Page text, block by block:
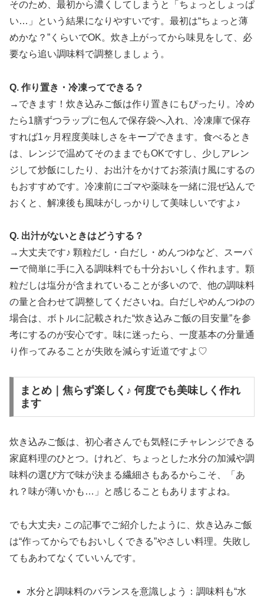
そのため、最初から濃くしてしまうと「ちょっとしょっぱ
い…」という結果になりやすいです。最初は“ちょっと薄
めかな？”くらいでOK。炊き上がってから味見をして、必
要なら追い調味料で調整しましょう。
Q. 作り置き・冷凍ってできる？
→できます！炊き込みご飯は作り置きにもぴったり。冷め
たら1膳ずつラップに包んで保存袋へ入れ、冷凍庫で保存
すれば1ヶ月程度美味しさをキープできます。食べるとき
は、レンジで温めてそのままでもOKですし、少しアレン
ジして炒飯にしたり、お出汁をかけてお茶漬け風にするの
もおすすめです。冷凍前にゴマや薬味を一緒に混ぜ込んで
おくと、解凍後も風味がしっかりして美味しいですよ♪
Q. 出汁がないときはどうする？
→大丈夫です♪ 顆粒だし・白だし・めんつゆなど、スーパ
ーで簡単に手に入る調味料でも十分おいしく作れます。顆
粒だしは塩分が含まれていることが多いので、他の調味料
の量と合わせて調整してくださいね。白だしやめんつゆの
場合は、ボトルに記載された“炊き込みご飯の目安量”を参
考にするのが安心です。味に迷ったら、一度基本の分量通
り作ってみることが失敗を減らす近道ですよ♡
まとめ｜焦らず楽しく♪ 何度でも美味しく作れ
ます
炊き込みご飯は、初心者さんでも気軽にチャレンジできる
家庭料理のひとつ。けれど、ちょっとした水分の加減や調
味料の選び方で味が決まる繊細さもあるからこそ、「あ
れ？味が薄いかも…」と感じることもありますよね。
でも大丈夫♪ この記事でご紹介したように、炊き込みご飯
は“作ってからでもおいしくできる”やさしい料理。失敗し
てもあわてなくていいんです。
水分と調味料のバランスを意識しよう：調味料も“水